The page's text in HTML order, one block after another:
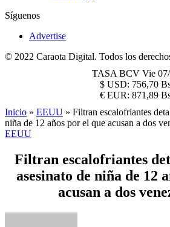
Síguenos
Advertise
© 2022 Caraota Digital. Todos los
TASA BCV Vie
$ USD: 756,70
€ EUR: 871,89
Inicio » EEUU » Filtran escalofriantes
niña de 12 años por el que acusan a dos
EEUU
Filtran escalofriantes
asesinato de niña de 12
acusan a dos